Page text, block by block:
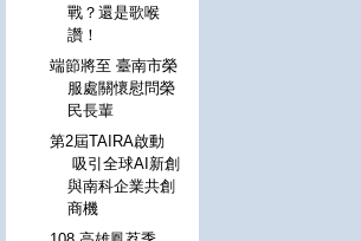
戰？還是歌喉
讚！
端節將至 臺南市榮
服處關懷慰問榮
民長輩
第2屆TAIRA啟動
吸引全球AI新創
與南科企業共創
商機